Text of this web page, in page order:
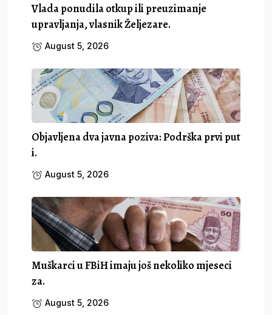
Vlada ponudila otkup ili preuzimanje
upravljanja, vlasnik Željezare.
August 5, 2026
Objavljena dva javna poziva: Podrška prvi put
i.
August 5, 2026
Muškarci u FBiH imaju još nekoliko mjeseci
za.
August 5, 2026